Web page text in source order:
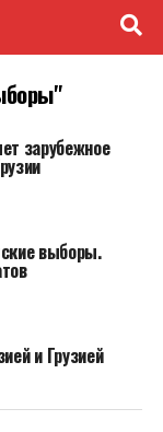
зарубежное
выборы.
и Грузией